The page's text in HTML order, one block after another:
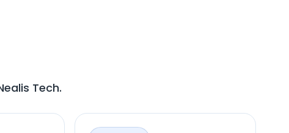
Tech.